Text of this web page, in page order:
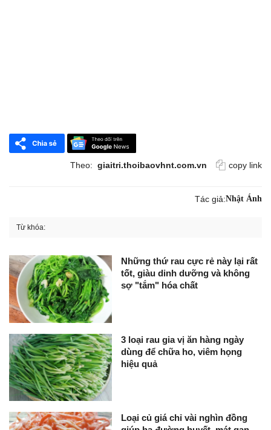
Theo: giaitri.thoibaovhnt.com.vn copy link
Tác giả:Nhật Ánh
Từ khóa:
Những thứ rau cực rẻ này lại rất
tốt, giàu dinh dưỡng và không
sợ "tắm" hóa chất
3 loại rau gia vị ăn hàng ngày
dùng để chữa ho, viêm họng
hiệu quả
Loại củ giá chỉ vài nghìn đồng